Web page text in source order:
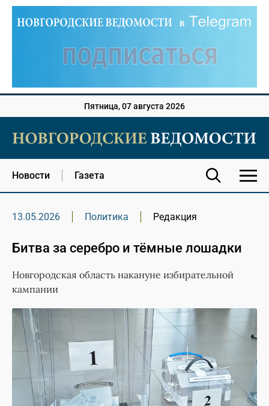
Пятница, 07 августа 2026
Новости Газета
13.05.2026 Политика Редакция
Битва за серебро и тёмные лошадки
Новгородская область накануне избирательной
кампании